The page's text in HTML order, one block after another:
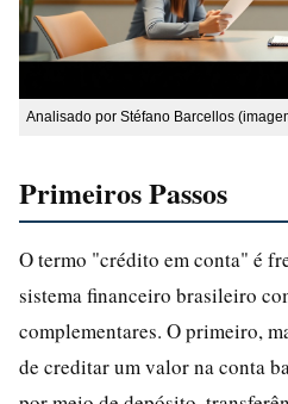
Analisado por Stéfano Barcellos
Primeiros Passos
O termo "crédito em conta" é
sistema financeiro brasileiro
complementares. O primeiro,
de creditar um valor na conta